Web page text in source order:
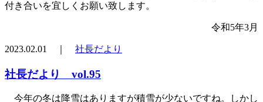
付き合いを宜しくお願い致します。
令和5年3月
2023.02.01 ｜ 社長だより
社長だより vol.95
今年の冬は降雪はありますが積雪が少ないですね。しかし